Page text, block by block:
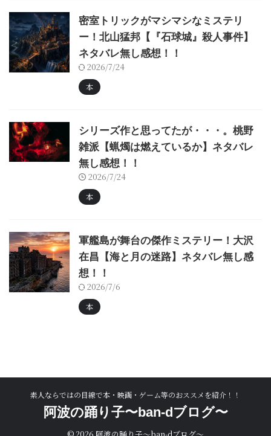
密室トリックがマシマシなミステリ
ー！北山猛邦【『石球城』殺人事件】
ネタバレ無し感想！！
2026/7/24
本
シリーズ作と思ってたが・・・。桃野
雑派【蝋燭は燃えているか】ネタバレ
無し感想！！
2026/7/24
本
軍艦島が舞台の傑作ミステリー！大沢
在昌【海と月の迷路】ネタバレ無し感
想！！
2026/7/6
本
素人ならではの目線で本・映画・ゲーム等のおススメを紹介！！
阿波の踊り子〜ban-dブログ〜
© 2026 阿波の踊り子〜ban-dブログ〜